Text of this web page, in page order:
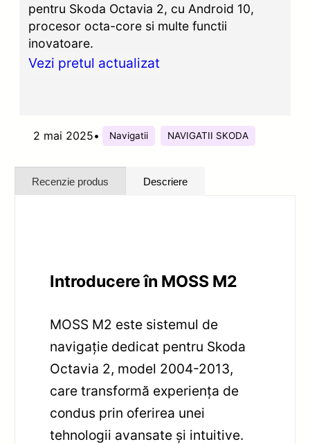
pentru Skoda Octavia 2, cu Android 10,
procesor octa-core si multe functii
inovatoare.
Vezi pretul actualizat
2 mai 2025• Navigatii NAVIGATII SKODA
Recenzie produs Descriere
Introducere în MOSS M2
MOSS M2 este sistemul de
navigație dedicat pentru Skoda
Octavia 2, model 2004-2013,
care transformă experiența de
condus prin oferirea unei
tehnologii avansate și intuitive.